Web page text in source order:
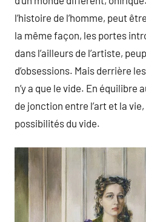
l’histoire de l’homme, peut
la même façon, les portes
dans l’ailleurs de l’artiste,
d’obsessions. Mais derrière
n’y a que le vide. En équilibre
de jonction entre l’art et la
possibilités du vide.